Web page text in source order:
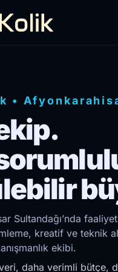
•
Sultandağı’nda
kreatif ve teknik
ekibi.
daha verimli bütçe,